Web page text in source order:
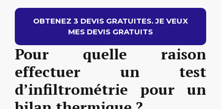
OBTENEZ 3 DEVIS GRATUITES. JE VEUX
MES DEVIS GRATUITS
Pour quelle raison
effectuer un test
d’infiltrométrie pour un